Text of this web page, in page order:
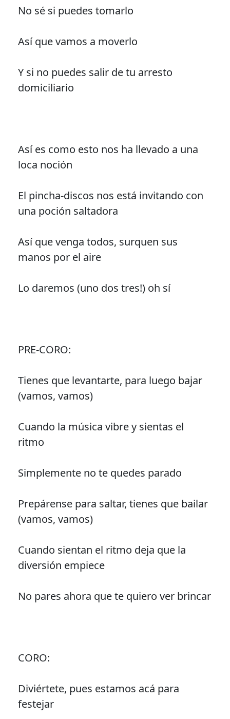
No sé si puedes tomarlo
Así que vamos a moverlo
Y si no puedes salir de tu arresto
domiciliario
Así es como esto nos ha llevado a una
loca noción
El pincha-discos nos está invitando con
una poción saltadora
Así que venga todos, surquen sus
manos por el aire
Lo daremos (uno dos tres!) oh sí
PRE-CORO:
Tienes que levantarte, para luego bajar
(vamos, vamos)
Cuando la música vibre y sientas el
ritmo
Simplemente no te quedes parado
Prepárense para saltar, tienes que bailar
(vamos, vamos)
Cuando sientan el ritmo deja que la
diversión empiece
No pares ahora que te quiero ver brincar
CORO:
Diviértete, pues estamos acá para
festejar